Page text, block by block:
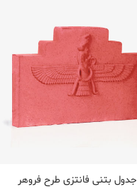
جدول بتنی فانتزی طرح فروهر